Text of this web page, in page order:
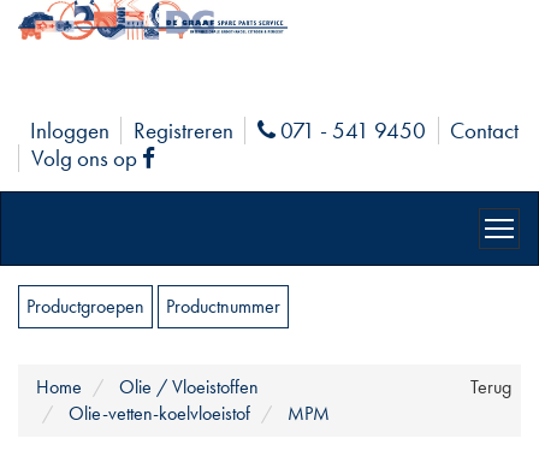
Inloggen Registreren Phone
071 - 541 9450
Contact
Volg ons op
Facebook
Productgroepen Productnummer
Terug
Home
Olie / Vloeistoffen
Olie-vetten-koelvloeistof
MPM